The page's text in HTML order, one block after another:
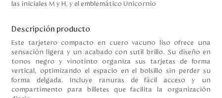
Colombia
Costa Rica
Panamá
USA
Venezuela
las iniciales M y H, y el emblemático Unicornio
Descripción producto
Este tarjetero compacto en cuero vacuno liso ofrece una
sensación ligera y un acabado con sutil brillo. Su diseño en
tonos negro y vinotinto organiza sus tarjetas de forma
vertical, optimizando el espacio en el bolsillo sin perder su
forma delgada. Incluye ranuras de fácil acceso y un
compartimento para billetes que facilita la organización